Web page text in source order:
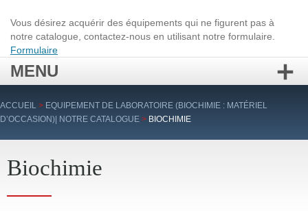
Vous désirez acquérir des équipements qui ne figurent pas à
notre catalogue, contactez-nous en utilisant notre formulaire.
Formulaire
MENU
Aller
au
ACCUEIL > EQUIPEMENT DE LABORATOIRE (BIOCHIMIE : MATÉRIEL
D’OCCASION)| NOTRE CATALOGUE > BIOCHIMIE
Biochimie